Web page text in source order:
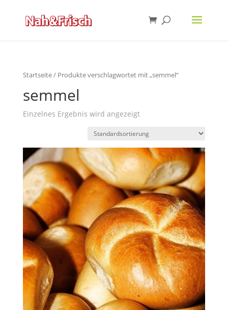
Startseite/ Produkte verschlagwortet mit „semmel“
semmel
Einzelnes Ergebnis wird angezeigt